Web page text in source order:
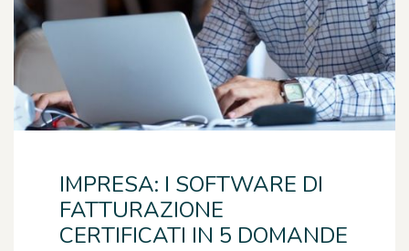
IMPRESA: I SOFTWARE DI
FATTURAZIONE
CERTIFICATI IN 5 DOMANDE